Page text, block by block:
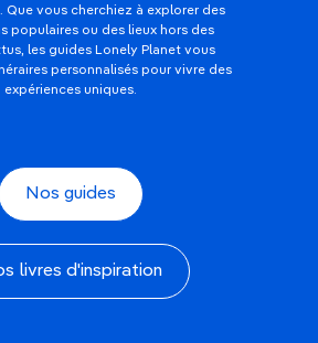
Que vous cherchiez à explorer des
populaires ou des lieux hors des
les guides Lonely Planet vous
personnalisés pour vivre des
expériences uniques.
Nos guides
livres d'inspiration